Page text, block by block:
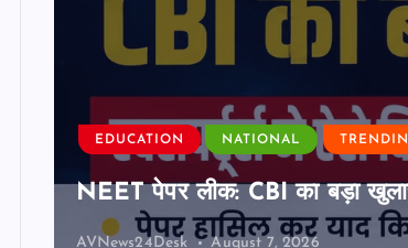
EDUCATION NATIONAL
NEET पेपर लीक: CBI का बड़ा
AVNews24Desk August 7, 2026